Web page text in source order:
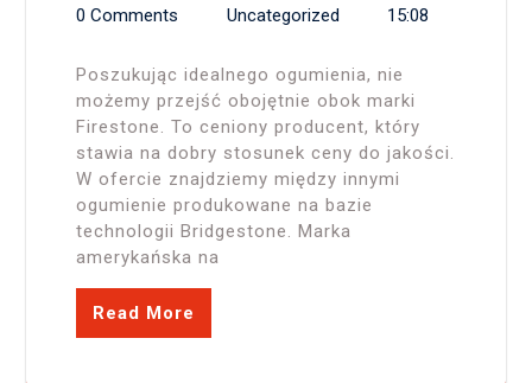
0 Comments
Uncategorized 15:08
Poszukując idealnego ogumienia, nie
możemy przejść obojętnie obok marki
Firestone. To ceniony producent, który
stawia na dobry stosunek ceny do jakości.
W ofercie znajdziemy między innymi
ogumienie produkowane na bazie
technologii Bridgestone. Marka
amerykańska na
Read More